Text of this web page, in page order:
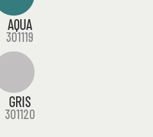
AQUA
301119
GRIS
301120